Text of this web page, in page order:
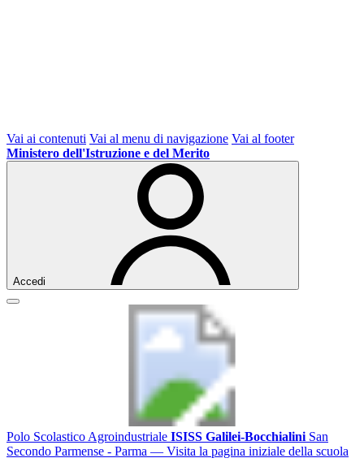
Vai ai contenuti Vai al menu di navigazione Vai al footer
Ministero dell'Istruzione e del Merito
Accedi
Polo Scolastico Agroindustriale ISISS Galilei-Bocchialini San
Secondo Parmense - Parma — Visita la pagina iniziale della scuola